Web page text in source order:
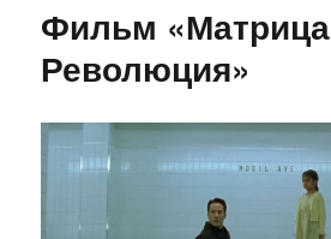
Фильм «Матрица
Революция»